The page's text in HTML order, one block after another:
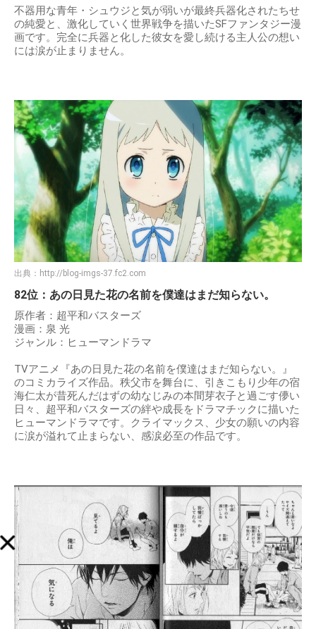
不器用な青年・シュウジと気が弱いが最終兵器化されたちせ
の純愛と、激化していく世界戦争を描いたSFファンタジー漫
画です。完全に兵器と化した彼女を愛し続ける主人公の想い
には涙が止まりません。
出典： http://blog-imgs-37.fc2.com
82位：あの日見た花の名前を僕達はまだ知らない。
原作者：超平和バスターズ
漫画：泉 光
ジャンル：ヒューマンドラマ
TVアニメ『あの日見た花の名前を僕達はまだ知らない。』
のコミカライズ作品。秩父市を舞台に、引きこもり少年の宿
海仁太が昔死んだはずの幼なじみの本間芽衣子と過ごす儚い
日々、超平和バスターズの絆や成長をドラマチックに描いた
ヒューマンドラマです。クライマックス、少女の願いの内容
に涙が溢れて止まらない、感涙必至の作品です。